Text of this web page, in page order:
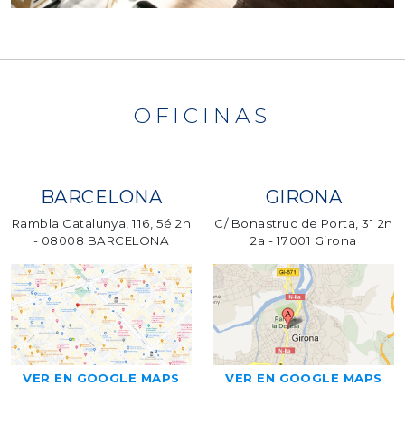
OFICINAS
BARCELONA
Rambla Catalunya, 116, 5é 2n
- 08008 BARCELONA
VER EN GOOGLE MAPS
GIRONA
C/ Bonastruc de Porta, 31 2n
2a - 17001 Girona
VER EN GOOGLE MAPS